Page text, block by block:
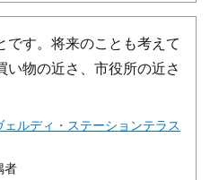
です。将来のことも考えて
い物の近さ、市役所の近さ
ェルディ・ステーションテラス
者